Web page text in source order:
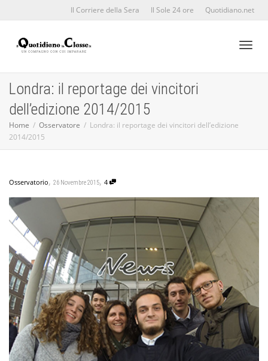
Il Corriere della Sera Il Sole 24 ore Quotidiano.net
Londra: il reportage dei vincitori
dell’edizione 2014/2015
Home Osservatore
Londra: il reportage dei vincitori dell’edizione
2014/2015
Osservatorio, 26 Novembre 2015, 4